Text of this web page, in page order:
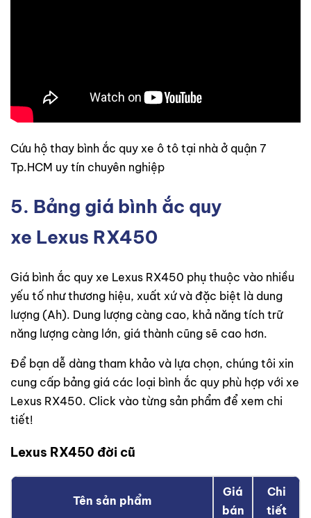
Cứu hộ thay bình ắc quy xe ô tô tại nhà ở quận 7
Tp.HCM uy tín chuyên nghiệp
5. Bảng giá bình ắc quy
xe Lexus RX450
Giá bình ắc quy xe Lexus RX450 phụ thuộc vào nhiều
yếu tố như thương hiệu, xuất xứ và đặc biệt là dung
lượng (Ah). Dung lượng càng cao, khả năng tích trữ
năng lượng càng lớn, giá thành cũng sẽ cao hơn.
Để bạn dễ dàng tham khảo và lựa chọn, chúng tôi xin
cung cấp bảng giá các loại bình ắc quy phù hợp với xe
Lexus RX450. Click vào từng sản phẩm để xem chi
tiết!
Lexus RX450 đời cũ
Tên sản phẩm
Giá
bán
Chi
tiết